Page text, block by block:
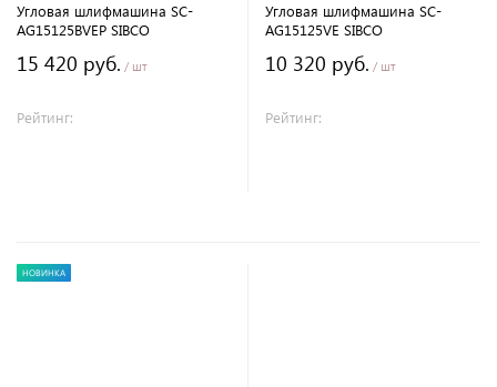
Угловая шлифмашина SC-
AG15125BVEP SIBCO
15 420 руб. / шт
Рейтинг:
Угловая шлифмашина SC-
AG15125VE SIBCO
10 320 руб. / шт
Рейтинг:
НОВИНКА